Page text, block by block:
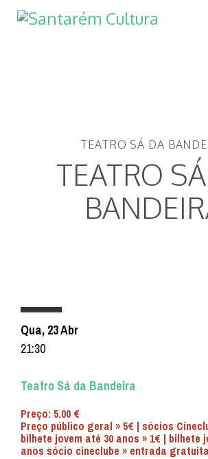
TEATRO SÁ DA
TEATRO
Qua, 23 Abr
21:30
Teatro Sá da Bandeira
Preço: 5.00 €
Preço público geral » 5€ | sócios
bilhete jovem até 30 anos » 1€ | bilhete
anos sócio cineclube » entrada gratuita